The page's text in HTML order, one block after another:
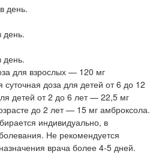
день.
день.
день.
для взрослых — 120 мг
доза для детей от 6 до 12
детей от 2 до 6 лет — 22,5 мг
до 2 лет — 15 мг амброксола.
индивидуально, в
Не рекомендуется
врача более 4-5 дней.